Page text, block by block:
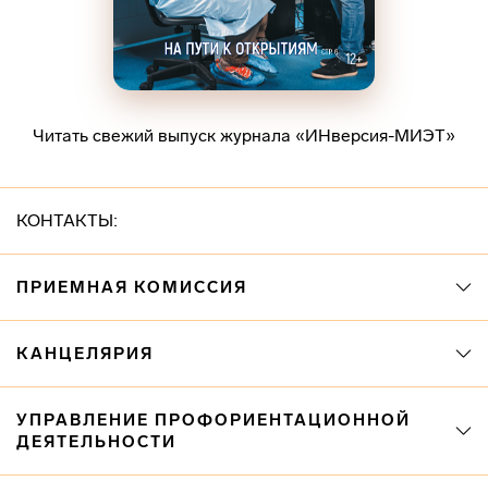
Читать свежий выпуск журнала «ИНверсия-МИЭТ»
КОНТАКТЫ:
ПРИЕМНАЯ КОМИССИЯ
КАНЦЕЛЯРИЯ
УПРАВЛЕНИЕ ПРОФОРИЕНТАЦИОННОЙ
ДЕЯТЕЛЬНОСТИ